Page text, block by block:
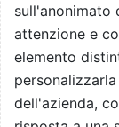
sull'anonimato
attenzione e
elemento
dell'azienda,